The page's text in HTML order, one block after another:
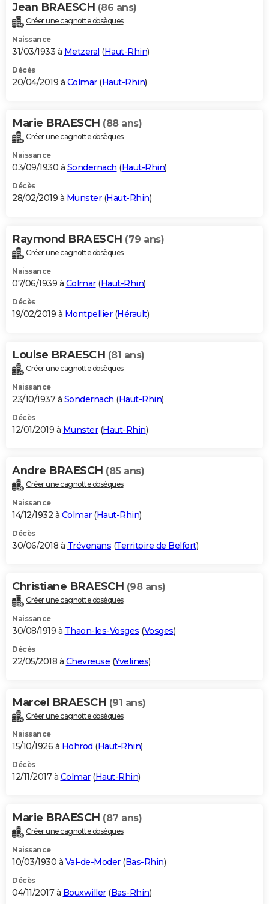
Jean BRAESCH (86 ans)
Créer une cagnotte obsèques
Naissance
31/03/1933 à Metzeral (Haut-Rhin)
Décès
20/04/2019 à Colmar(Haut-Rhin)
Marie BRAESCH (88 ans)
Créer une cagnotte obsèques
Naissance
03/09/1930 à Sondernach (Haut-Rhin)
Décès
28/02/2019 à Munster(Haut-Rhin)
Raymond BRAESCH (79 ans)
Créer une cagnotte obsèques
Naissance
07/06/1939 à Colmar(Haut-Rhin)
Décès
19/02/2019 à Montpellier(Hérault)
Louise BRAESCH (81 ans)
Créer une cagnotte obsèques
Naissance
23/10/1937 à Sondernach (Haut-Rhin)
Décès
12/01/2019 à Munster(Haut-Rhin)
Andre BRAESCH (85 ans)
Créer une cagnotte obsèques
Naissance
14/12/1932 à Colmar(Haut-Rhin)
Décès
30/06/2018 à Trévenans (Territoire de Belfort)
Christiane BRAESCH (98 ans)
Créer une cagnotte obsèques
Naissance
30/08/1919 à Thaon-les-Vosges (Vosges)
Décès
22/05/2018 à Chevreuse (Yvelines)
Marcel BRAESCH (91 ans)
Créer une cagnotte obsèques
Naissance
15/10/1926 à Hohrod (Haut-Rhin)
Décès
12/11/2017 à Colmar(Haut-Rhin)
Marie BRAESCH (87 ans)
Créer une cagnotte obsèques
Naissance
10/03/1930 à Val-de-Moder(Bas-Rhin)
Décès
04/11/2017 à Bouxwiller(Bas-Rhin)